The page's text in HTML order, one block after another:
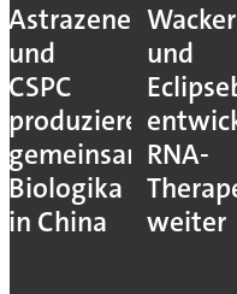
Astrazeneca
und
CSPC
produzieren
gemeinsam
Biologika
in China
Wacker
und
RNA-
weiter